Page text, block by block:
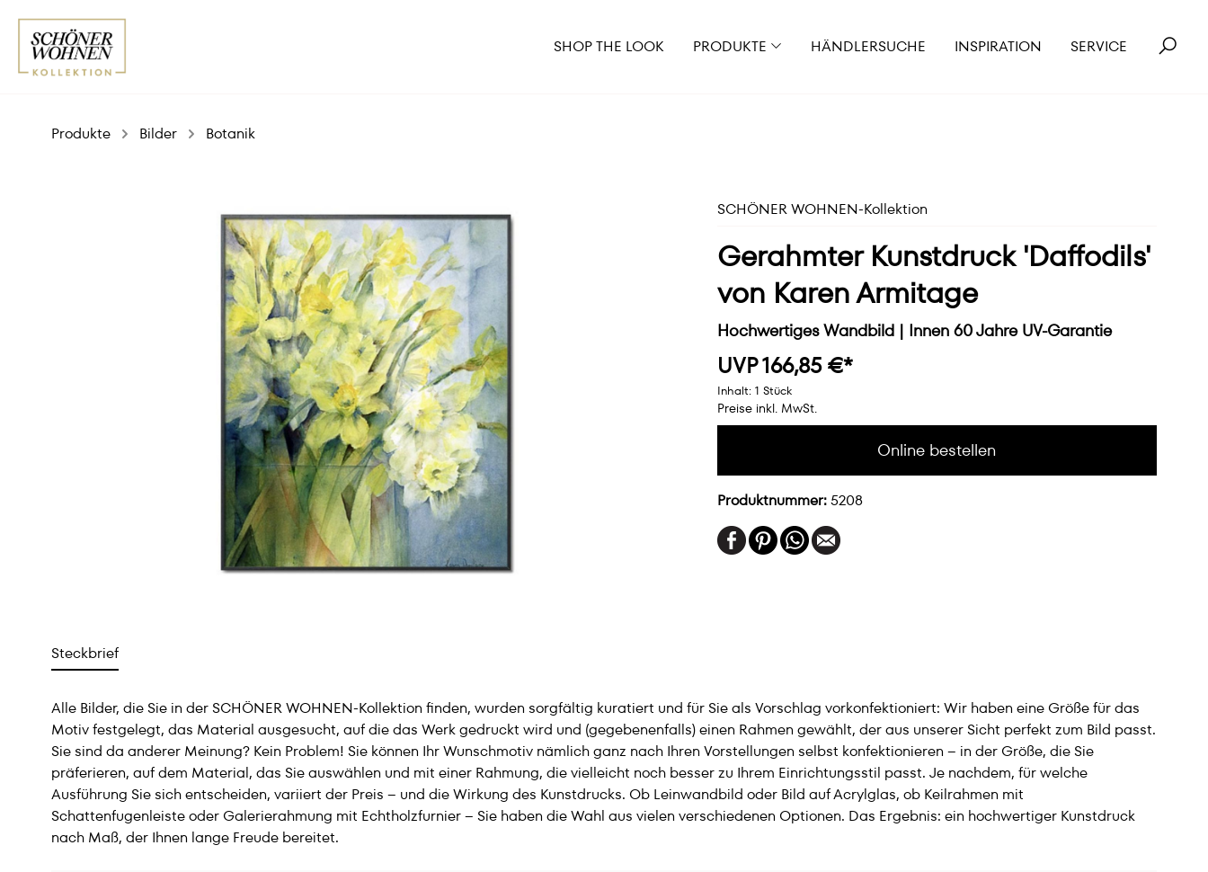
SHOP THE LOOK PRODUKTE HÄNDLERSUCHE INSPIRATION SERVICE
Produkte Bilder Botanik
SCHÖNER WOHNEN-Kollektion
Gerahmter Kunstdruck 'Daffodils'
von Karen Armitage
Hochwertiges Wandbild | Innen 60 Jahre UV-Garantie
UVP 166,85 €*
Inhalt: 1 Stück
Preise inkl. MwSt.
Online bestellen
Produktnummer:5208
Steckbrief
Alle Bilder, die Sie in der SCHÖNER WOHNEN-Kollektion finden, wurden sorgfältig kuratiert und für Sie als Vorschlag vorkonfektioniert: Wir haben eine Größe für das
Motiv festgelegt, das Material ausgesucht, auf die das Werk gedruckt wird und (gegebenenfalls) einen Rahmen gewählt, der aus unserer Sicht perfekt zum Bild passt.
Sie sind da anderer Meinung? Kein Problem! Sie können Ihr Wunschmotiv nämlich ganz nach Ihren Vorstellungen selbst konfektionieren – in der Größe, die Sie
präferieren, auf dem Material, das Sie auswählen und mit einer Rahmung, die vielleicht noch besser zu Ihrem Einrichtungsstil passt. Je nachdem, für welche
Ausführung Sie sich entscheiden, variiert der Preis – und die Wirkung des Kunstdrucks. Ob Leinwandbild oder Bild auf Acrylglas, ob Keilrahmen mit
Schattenfugenleiste oder Galerierahmung mit Echtholzfurnier – Sie haben die Wahl aus vielen verschiedenen Optionen. Das Ergebnis: ein hochwertiger Kunstdruck
nach Maß, der Ihnen lange Freude bereitet.